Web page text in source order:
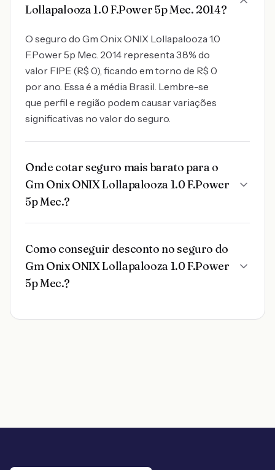
Lollapalooza 1.0 F.Power 5p Mec. 2014?
O seguro do Gm Onix ONIX Lollapalooza 1.0
F.Power 5p Mec. 2014 representa 3.8% do
valor FIPE (R$ 0), ficando em torno de R$ 0
por ano. Essa é a média Brasil. Lembre-se
que perfil e região podem causar variações
significativas no valor do seguro.
Onde cotar seguro mais barato para o
Gm Onix ONIX Lollapalooza 1.0 F.Power
5p Mec.?
Como conseguir desconto no seguro do
Gm Onix ONIX Lollapalooza 1.0 F.Power
5p Mec.?